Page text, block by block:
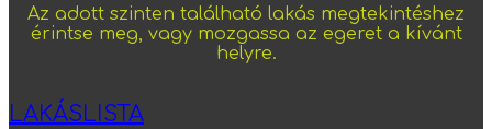
Az adott szinten található lakás megtekintéshez
érintse meg, vagy mozgassa az egeret a kívánt
helyre.
LAKÁSLISTA